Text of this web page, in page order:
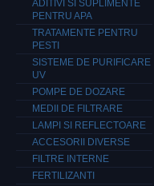
ADITIVI SI SUPLIMENTE
PENTRU APA
TRATAMENTE PENTRU
PESTI
SISTEME DE PURIFICARE
UV
POMPE DE DOZARE
MEDII DE FILTRARE
LAMPI SI REFLECTOARE
ACCESORII DIVERSE
FILTRE INTERNE
FERTILIZANTI